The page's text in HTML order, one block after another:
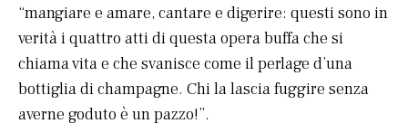
“mangiare e amare, cantare e digerire: questi sono in
verità i quattro atti di questa opera buffa che si
chiama vita e che svanisce come il perlage d’una
bottiglia di champagne. Chi la lascia fuggire senza
averne goduto è un pazzo!”.